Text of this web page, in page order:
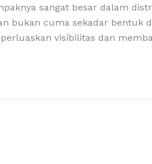
sangat besar dalam
bukan cuma sekadar bentuk
visibilitas dan